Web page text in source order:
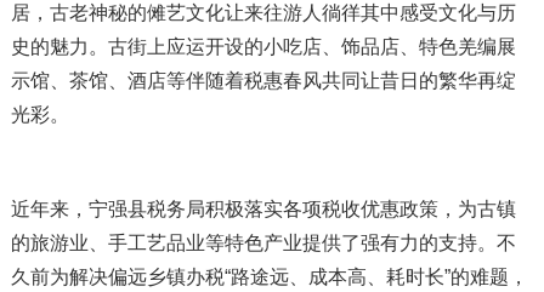
居，古老神秘的傩艺文化让来往游人徜徉其中感受文化与历
史的魅力。古街上应运开设的小吃店、饰品店、特色羌编展
示馆、茶馆、酒店等伴随着税惠春风共同让昔日的繁华再绽
光彩。
近年来，宁强县税务局积极落实各项税收优惠政策，为古镇
的旅游业、手工艺品业等特色产业提供了强有力的支持。不
久前为解决偏远乡镇办税“路途远、成本高、耗时长”的难题，